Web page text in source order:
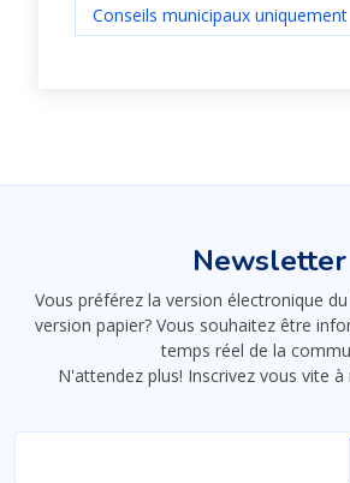
Conseils municipaux uniquement
Newsletter
Vous préférez la version électronique
version papier? Vous souhaitez être
temps réel de la
N'attendez plus! Inscrivez vous vite